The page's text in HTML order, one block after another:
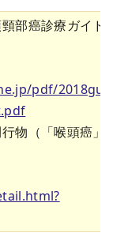
部癌診療ガイド
pdf/2018gui
物（「喉頭癌」